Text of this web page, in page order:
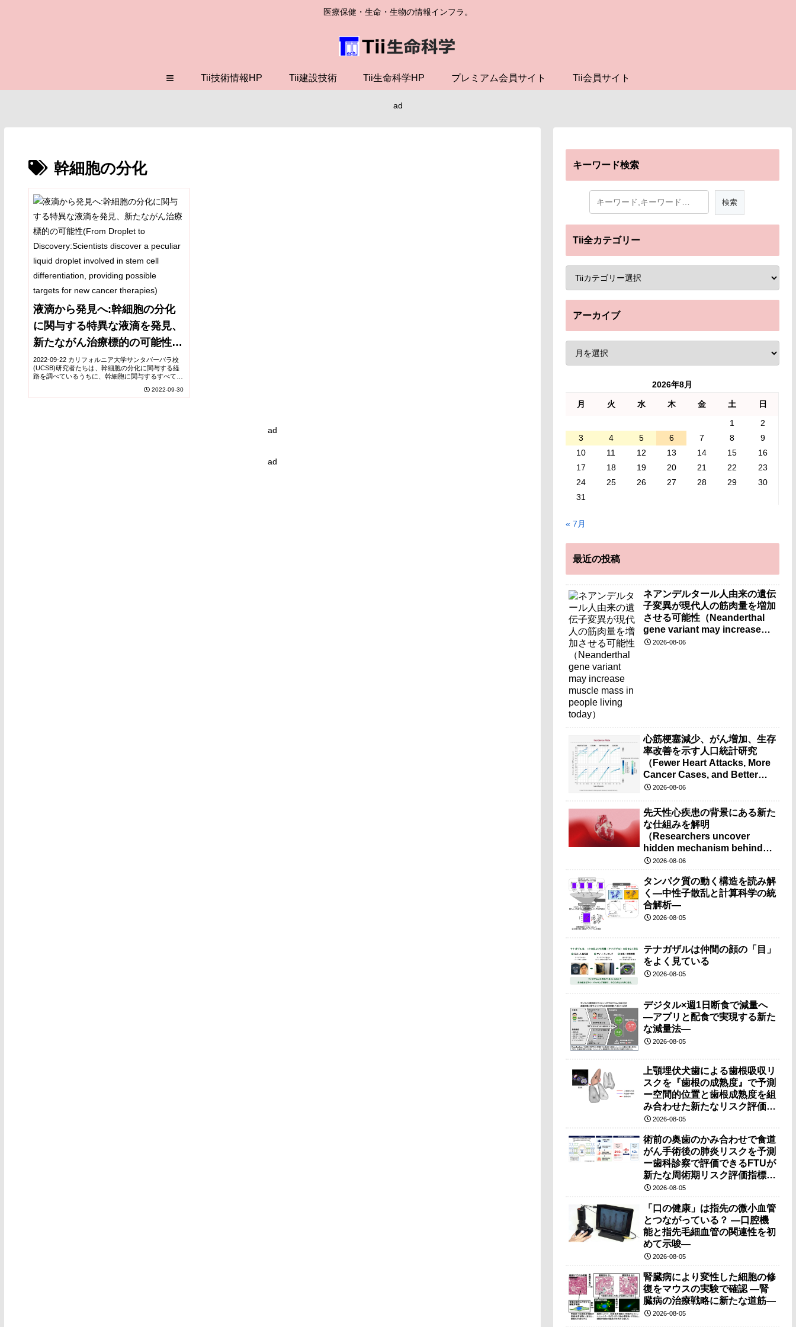
医療保健・生命・生物の情報インフラ。
≡ Tii技術情報HP Tii建設技術 Tii生命科学HP プレミアム会員サイト Tii会員サイト
ad
幹細胞の分化
液滴から発見へ:幹細胞の分化
に関与する特異な液滴を発見、
新たながん治療標的の可能性
(From Droplet to
Discovery:Scientists
discover a peculiar liquid
2022-09-22 カリフォルニア大学サンタバーバラ校
(UCSB)研究者たちは、幹細胞の分化に関与する経
路を調べているうちに、幹細胞に関与するすべての
はなく、液体のしずく状に凝集していることを...
2022-09-30
ad
ad
キーワード検索
Tii全カテゴリー
アーカイブ
2026年8月
月 火 水 木 金 土
日
1
2
3
4 5 6 7 8
9
10
11 12 13 14 15
16
17
18 19 20 21 22
23
24
25 26 27 28 29
30
31
« 7月
最近の投稿
ネアンデルタール人由来の遺伝
子変異が現代人の筋肉量を増加
させる可能性（Neanderthal
gene variant may increase
muscle mass in people living
2026-08-06
心筋梗塞減少、がん増加、生存
率改善を示す人口統計研究
（Fewer Heart Attacks, More
Cancer Cases, and Better
Survival Chances）
2026-08-06
先天性心疾患の背景にある新た
な仕組みを解明
（Researchers uncover
hidden mechanism behind
congenital heart disease）
2026-08-06
タンパク質の動く構造を読み解
く―中性子散乱と計算科学の統
合解析―
2026-08-05
テナガザルは仲間の顔の「目」
をよく見ている
2026-08-05
デジタル×週1日断食で減量へ
―アプリと配食で実現する新た
な減量法―
2026-08-05
上顎埋伏犬歯による歯根吸収リ
スクを『歯根の成熟度』で予測
ー空間的位置と歯根成熟度を組
み合わせた新たなリスク評価法
を提案ー
2026-08-05
術前の奥歯のかみ合わせで食道
がん手術後の肺炎リスクを予測
ー歯科診察で評価できるFTUが
新たな周術期リスク評価指標と
なる可能性ー
2026-08-05
「口の健康」は指先の微小血管
とつながっている？ ―口腔機
能と指先毛細血管の関連性を初
めて示唆―
2026-08-05
腎臓病により変性した細胞の修
復をマウスの実験で確認 ―腎
臓病の治療戦略に新たな道筋―
2026-08-05